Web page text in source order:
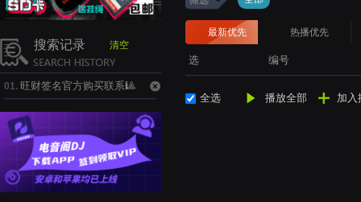
搜索记录 清空
01. 旺财签名官方购买联系🎱
TG:@iossteven1.zte
最新优先 热播优先
选 编号
全选 播放全部 加入